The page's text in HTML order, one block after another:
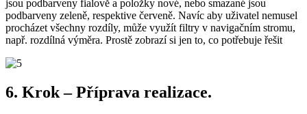
jsou podbarveny fialově a položky nové, nebo smazané jsou
podbarveny zeleně, respektive červeně. Navíc aby uživatel nemusel
procházet všechny rozdíly, může využít filtry v navigačním stromu,
např. rozdílná výměra. Prostě zobrazí si jen to, co potřebuje řešit
6. Krok – Příprava realizace.